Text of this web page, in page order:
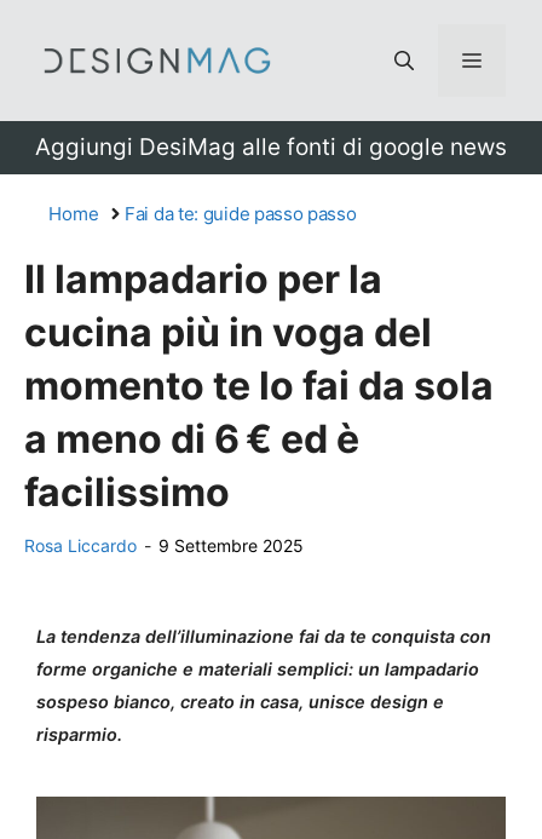
Menu
Aggiungi DesiMag alle fonti di google news
Home Fai da te: guide passo passo
Il lampadario per la
cucina più in voga del
momento te lo fai da sola
a meno di 6 € ed è
facilissimo
Rosa Liccardo - 9 Settembre 2025
La tendenza dell’illuminazione fai da te conquista con
forme organiche e materiali semplici: un lampadario
sospeso bianco, creato in casa, unisce design e
risparmio.